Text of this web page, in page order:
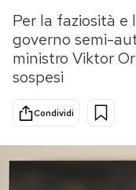
Tecnologia
Internet
Scienza
Cultura
Economia
Sport
Per la faziosità
governo semi-
ministro Viktor
sospesi
Condividi